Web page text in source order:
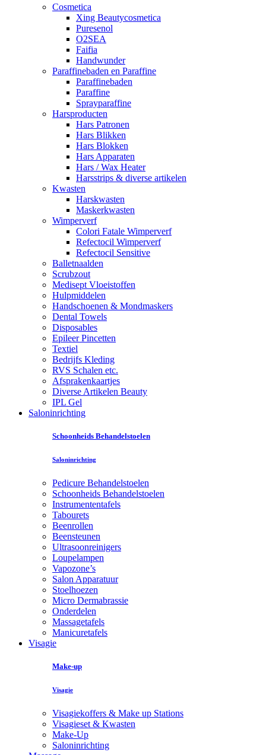
Cosmetica
Xing Beautycosmetica
Puresenol
O2SEA
Faifia
Handwunder
Paraffinebaden en Paraffine
Paraffinebaden
Paraffine
Sprayparaffine
Harsproducten
Hars Patronen
Hars Blikken
Hars Blokken
Hars Apparaten
Hars / Wax Heater
Harsstrips & diverse artikelen
Kwasten
Harskwasten
Maskerkwasten
Wimperverf
Colori Fatale Wimperverf
Refectocil Wimperverf
Refectocil Sensitive
Balletnaalden
Scrubzout
Medisept Vloeistoffen
Hulpmiddelen
Handschoenen & Mondmaskers
Dental Towels
Disposables
Epileer Pincetten
Textiel
Bedrijfs Kleding
RVS Schalen etc.
Afsprakenkaartjes
Diverse Artikelen Beauty
IPL Gel
Saloninrichting
Schoonheids Behandelstoelen
Saloninrichting
Pedicure Behandelstoelen
Schoonheids Behandelstoelen
Instrumententafels
Tabourets
Beenrollen
Beensteunen
Ultrasoonreinigers
Loupelampen
Vapozone’s
Salon Apparatuur
Stoelhoezen
Micro Dermabrassie
Onderdelen
Massagetafels
Manicuretafels
Visagie
Make-up
Visagie
Visagiekoffers & Make up Stations
Visagieset & Kwasten
Make-Up
Saloninrichting